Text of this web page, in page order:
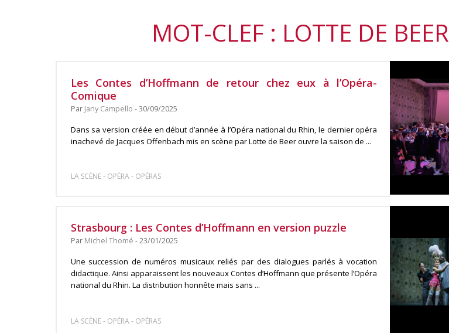
MOT-CLEF : LOTTE DE BEER
Les Contes d’Hoffmann de retour chez eux à l’Opéra-
Comique
Par Jany Campello - 30/09/2025
Dans sa version créée en début d’année à l’Opéra national du Rhin, le dernier opéra
inachevé de Jacques Offenbach mis en scène par Lotte de Beer ouvre la saison de ...
LA SCÈNE- OPÉRA- OPÉRAS
Strasbourg : Les Contes d’Hoffmann en version puzzle
Par Michel Thomé - 23/01/2025
Une succession de numéros musicaux reliés par des dialogues parlés à vocation
didactique. Ainsi apparaissent les nouveaux Contes d’Hoffmann que présente l’Opéra
national du Rhin. La distribution honnête mais sans ...
LA SCÈNE- OPÉRA- OPÉRAS